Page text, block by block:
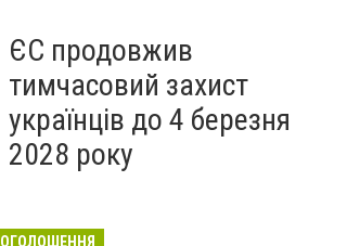
ЄС продовжив
тимчасовий захист
українців до 4 березня
2028 року
ОГОЛОШЕННЯ